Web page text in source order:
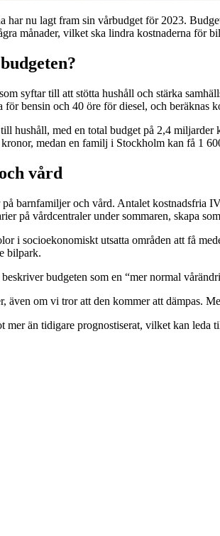
har nu lagt fram sin vårbudget för 2023.
månader, vilket ska lindra kostnaderna för
syftar till att stötta hushåll och stärka
bensin och 40 öre för diesel, och beräknas
hushåll, med en total budget på 2,4
medan en familj i Stockholm kan få 1
vård
barnfamiljer och vård. Antalet kostnadsfria
på vårdcentraler under sommaren, skapa
i socioekonomiskt utsatta områden att få
bilpark.
budgeten som en “mer normal
även om vi tror att den kommer att dämpas.
mer än tidigare prognostiserat, vilket kan